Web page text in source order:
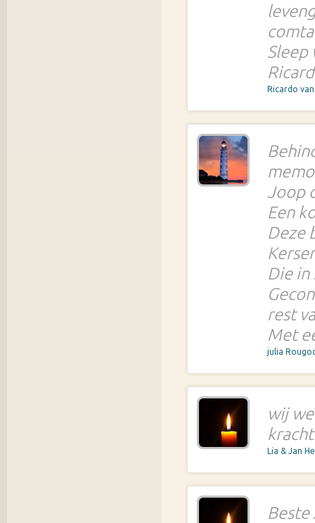
Ricardo
Joop
Een
Deze
Die in
rest
Met
julia
wij
Lia & Jan
Beste